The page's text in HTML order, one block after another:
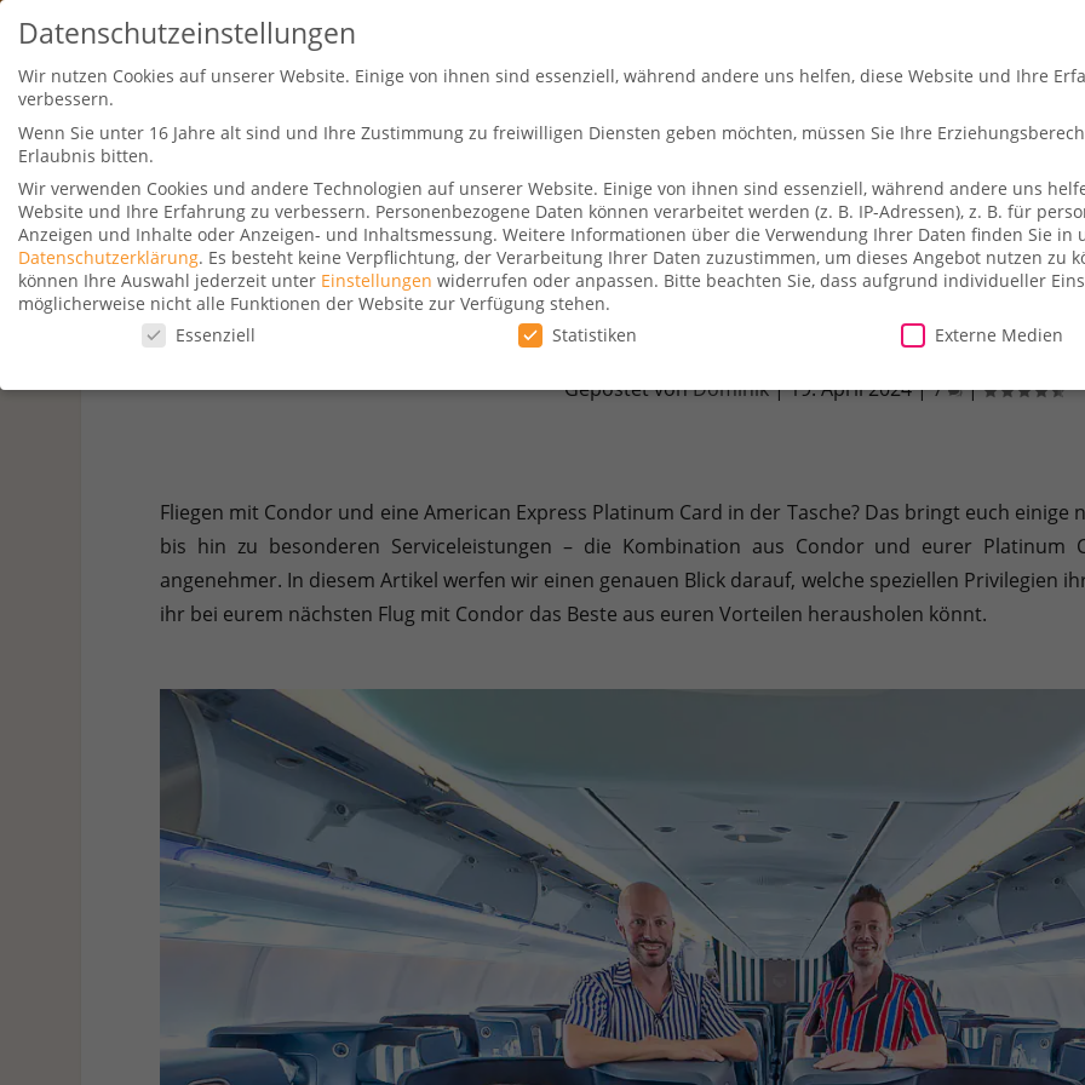
Travel Kurse Aktionen Hotelsuche So fliegt ihr Merch-Shop Payback Alles
Vorteile der Platinum Card bei Condor: Was ihr
Gepostet vonDominik|19. April 2024|7 |
Fliegen mit Condor und eine American Express Platinum Card in der Tasche? Das bringt euch
bis hin zu besonderen Serviceleistungen – die Kombination aus Condor und eurer Platinum
angenehmer. In diesem Artikel werfen wir einen genauen Blick darauf, welche speziellen Privilegien
ihr bei eurem nächsten Flug mit Condor das Beste aus euren Vorteilen herausholen könnt.
Datenschutzeinstellungen
Wir nutzen Cookies auf unserer Website. Einige von ihnen sind essenziell, während andere uns helfen, diese Website und Ihre
verbessern.
Wenn Sie unter 16 Jahre alt sind und Ihre Zustimmung zu freiwilligen Diensten geben möchten, müssen Sie Ihre
Erlaubnis bitten.
Wir verwenden Cookies und andere Technologien auf unserer Website. Einige von ihnen sind essenziell, während andere uns
Website und Ihre Erfahrung zu verbessern. Personenbezogene Daten können verarbeitet werden (z. B. IP-Adressen), z. B. für
Anzeigen und Inhalte oder Anzeigen- und Inhaltsmessung. Weitere Informationen über die Verwendung Ihrer Daten finden Sie in
Datenschutzerklärung. Es besteht keine Verpflichtung, der Verarbeitung Ihrer Daten zuzustimmen, um dieses Angebot nutzen zu
können Ihre Auswahl jederzeit unter Einstellungen widerrufen oder anpassen. Bitte beachten Sie, dass aufgrund individueller
möglicherweise nicht alle Funktionen der Website zur Verfügung stehen.
Datenschutzeinstellungen
Essenziell Statistiken Externe Medien
Datenschutzeinstellungen
Verwendung Ihrer Daten finden Sie in unsererDatenschutzerklärung. Es besteht keine Verpflichtung, der Verarbeitung Ihrer
beachten Sie, dass aufgrund individueller Einstellungen möglicherweise nicht alle Funktionen der Website zur Verfügung stehen.
Hier finden Sie eine Übersicht über alle verwendeten Cookies. Sie können Ihre Einwilligung zu ganzen Kategorien geben oder
Cookies auswählen.
Ablehnen
Essenzielle Cookies ermöglichen grundlegende Funktionen und sind für die einwandfreie Funktion der Website erforderlich.
Statistiken (1)
Statistik Cookies erfassen Informationen anonym. Diese Informationen helfen uns zu verstehen, wie unsere Besucher unsere Website nutzen.
Cookie-Informationen anzeigen
Inhalte von Videoplattformen und Social-Media-Plattformen werden standardmäßig blockiert. Wenn Cookies von externen Medien akzeptiert werden,
Cookie-Informationen anzeigen